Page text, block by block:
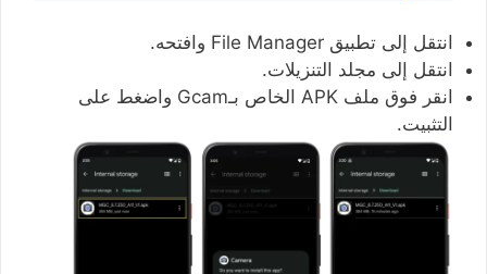
انتقل إلى تطبيق File Manager وافتحه.
انتقل إلى مجلد التنزيلات.
انقر فوق ملف APK الخاص بـGcam واضغط على
التثبيت.